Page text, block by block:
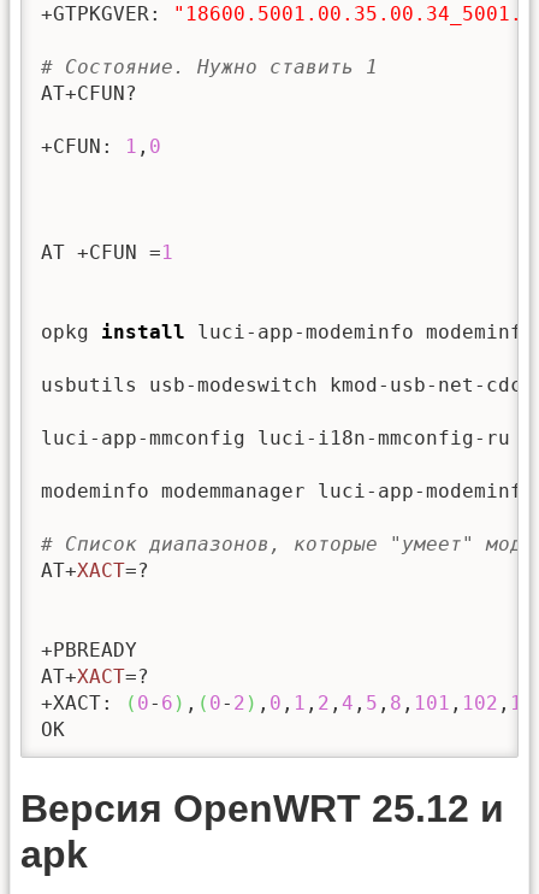
+GTPKGVER:
# Состояние. Нужно ставить 1
AT+CFUN?
+CFUN: 1 , 0
AT +CFUN =1
opkg install luci-app-modeminfo
usbutils usb-modeswitch kmod-usb-net-cdc-
luci-app-mmconfig luci-i18n-mmconfig-ru
modeminfo modemmanager luci-app-
# Список диапазонов, которые "умеет"
AT+XACT=?
+PBREADY
AT+XACT=?
+XACT:
( 0- 6 ) , ( 0- 2 ) , 0 , 1 , 2 , 4 , 5 , 8 , 101 , 102 ,
OK
Версия OpenWRT 25.12 и
apk